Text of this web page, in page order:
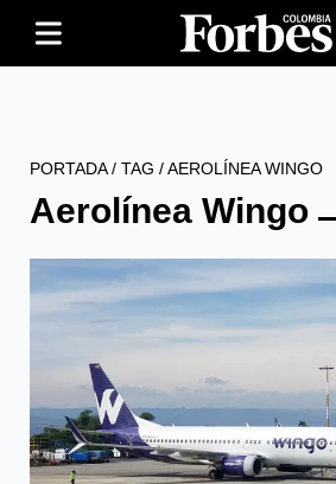
PORTADA/ TAG /AEROLÍNEA WINGO
Aerolínea Wingo